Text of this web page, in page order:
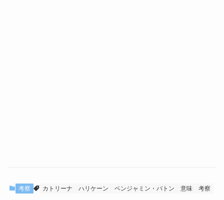
考察 カトリーナ ハリケーン ベンジャミン・バトン 意味 考察